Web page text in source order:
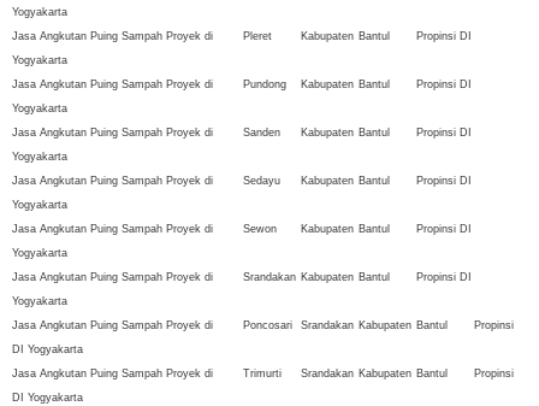
Yogyakarta
Jasa Angkutan Puing Sampah Proyek di
Pleret Kabupaten Bantul
Propinsi DI
Yogyakarta
Jasa Angkutan Puing Sampah Proyek di
Pundong Kabupaten Bantul
Propinsi DI
Yogyakarta
Jasa Angkutan Puing Sampah Proyek di
Sanden Kabupaten Bantul
Propinsi DI
Yogyakarta
Jasa Angkutan Puing Sampah Proyek di
Sedayu Kabupaten Bantul
Propinsi DI
Yogyakarta
Jasa Angkutan Puing Sampah Proyek di
Sewon Kabupaten Bantul
Propinsi DI
Yogyakarta
Jasa Angkutan Puing Sampah Proyek di
Srandakan Kabupaten Bantul
Propinsi DI
Yogyakarta
Jasa Angkutan Puing Sampah Proyek di
Poncosari Srandakan Kabupaten Bantul
Propinsi
DI Yogyakarta
Jasa Angkutan Puing Sampah Proyek di
Trimurti Srandakan Kabupaten Bantul
Propinsi
DI Yogyakarta